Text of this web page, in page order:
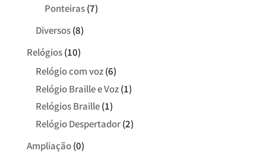
Ponteiras (7)
Diversos (8)
Relógios (10)
Relógio com voz (6)
Relógio Braille e Voz (1)
Relógios Braille (1)
Relógio Despertador (2)
Ampliação (0)